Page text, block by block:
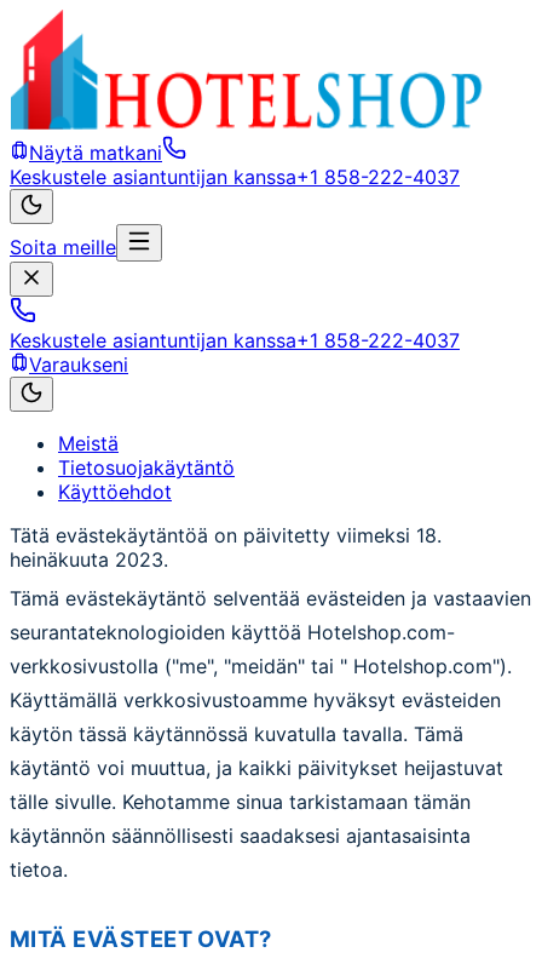
Näytä matkani
Keskustele asiantuntijan kanssa+1 858-222-4037
Soita meille
Keskustele asiantuntijan kanssa+1 858-222-4037
Varaukseni
Meistä
Tietosuojakäytäntö
Käyttöehdot
Tätä evästekäytäntöä on päivitetty viimeksi 18.
heinäkuuta 2023.
Tämä evästekäytäntö selventää evästeiden ja vastaavien
seurantateknologioiden käyttöä Hotelshop.com-
verkkosivustolla ("me", "meidän" tai " Hotelshop.com").
Käyttämällä verkkosivustoamme hyväksyt evästeiden
käytön tässä käytännössä kuvatulla tavalla. Tämä
käytäntö voi muuttua, ja kaikki päivitykset heijastuvat
tälle sivulle. Kehotamme sinua tarkistamaan tämän
käytännön säännöllisesti saadaksesi ajantasaisinta
tietoa.
MITÄ EVÄSTEET OVAT?